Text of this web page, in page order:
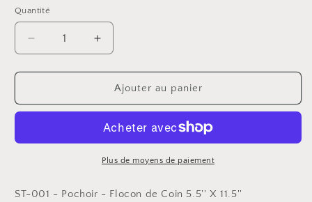
Quantité
Réduire
la
quantité
ST-
Pochoir
de
Augmenter
la
quantité
ST-
Pochoir
de
Ajouter au panier
Plus de moyens de paiement
ST-001 - Pochoir - Flocon de Coin 5.5'' X 11.5''